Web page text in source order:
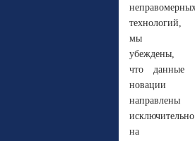
технологий,
мы
убеждены,
что данные
новации
направлены
исключительно
на